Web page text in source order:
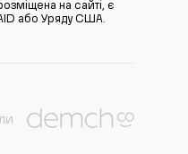
на сайті, є
або Уряду США.